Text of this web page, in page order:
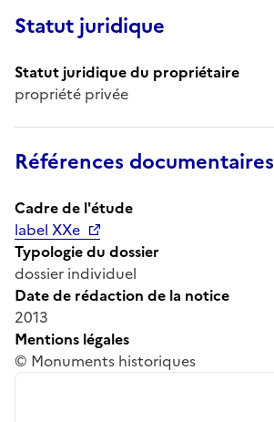
Statut juridique
Statut juridique du propriétaire
propriété privée
Références documentaires
Cadre de l'étude
label XXe
Typologie du dossier
dossier individuel
Date de rédaction de la notice
2013
Mentions légales
© Monuments historiques